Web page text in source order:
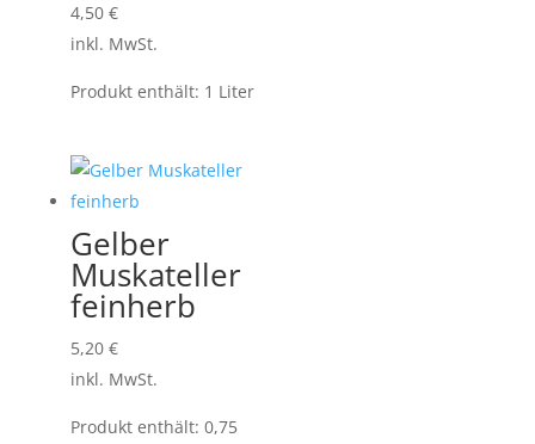
4,50 €
inkl. MwSt.
Produkt enthält: 1 Liter
Gelber
Muskateller
feinherb
5,20 €
inkl. MwSt.
Produkt enthält: 0,75